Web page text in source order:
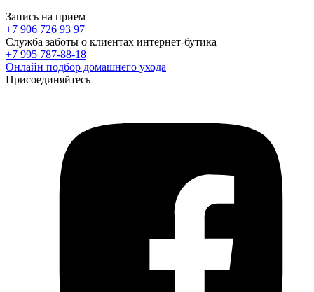
Запись на прием
+7 906 726 93 97
Служба заботы о клиентах интернет-бутика
+7 995 787-88-18
Онлайн подбор домашнего ухода
Присоединяйтесь